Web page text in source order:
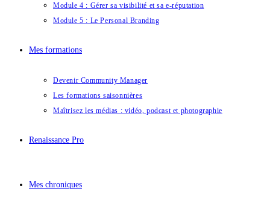
Module 4 : Gérer sa visibilité et sa e-réputation
Module 5 : Le Personal Branding
Mes formations
Devenir Community Manager
Les formations saisonnières
Maîtrisez les médias : vidéo, podcast et photographie
Renaissance Pro
Mes chroniques